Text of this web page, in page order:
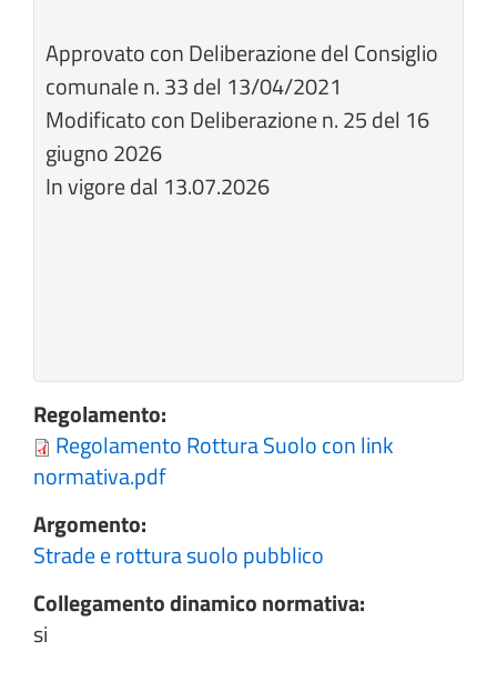
Approvato con Deliberazione del Consiglio
comunale n. 33 del 13/04/2021
Modificato con Deliberazione n. 25 del 16
giugno 2026
In vigore dal 13.07.2026
Regolamento:
Regolamento Rottura Suolo con link
normativa.pdf
Argomento:
Strade e rottura suolo pubblico
Collegamento dinamico normativa:
si